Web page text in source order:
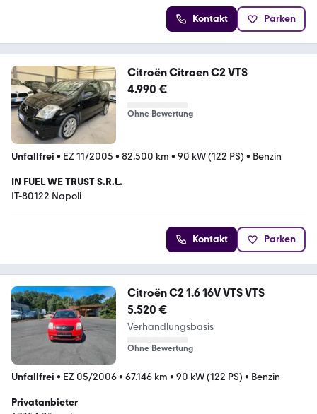
Kontakt Parken
Citroën Citroen C2 VTS
4.990 €
Ohne Bewertung
Unfallfrei • EZ 11/2005 • 82.500 km • 90 kW (122 PS) • Benzin
IN FUEL WE TRUST S.R.L.
IT-80122 Napoli
Kontakt Parken
Citroën C2 1.6 16V VTS VTS
5.520 €
Verhandlungsbasis
Ohne Bewertung
Unfallfrei • EZ 05/2006• 67.146 km • 90 kW (122 PS) • Benzin
Privatanbieter